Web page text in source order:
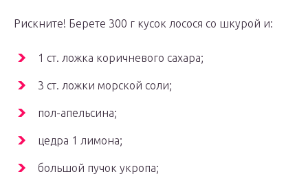
Рискните! Берете 300 г кусок лосося со шкурой и:
1 ст. ложка коричневого сахара;
3 ст. ложки морской соли;
пол-апельсина;
цедра 1 лимона;
большой пучок укропа;